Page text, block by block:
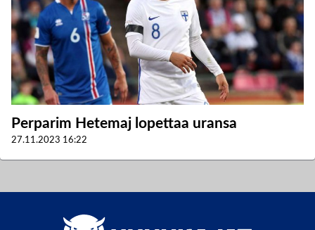
Perparim Hetemaj lopettaa uransa
27.11.2023 16:22